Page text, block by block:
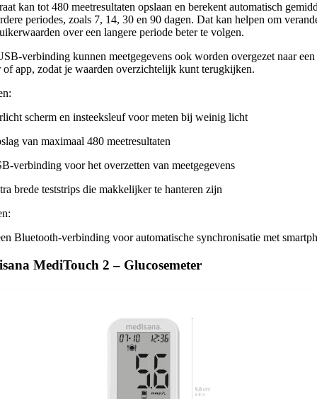
kan tot 480 meetresultaten opslaan en berekent automatisch
periodes, zoals 7, 14, 30 en 90 dagen. Dat kan helpen om
over een langere periode beter te volgen.
verbinding kunnen meetgegevens ook worden overgezet naar een
of app, zodat je waarden overzichtelijk kunt terugkijken.
scherm en insteeksleuf voor meten bij weinig licht
van maximaal 480 meetresultaten
verbinding voor het overzetten van meetgegevens
brede teststrips die makkelijker te hanteren zijn
Bluetooth-verbinding voor automatische synchronisatie met
MediTouch 2 – Glucosemeter